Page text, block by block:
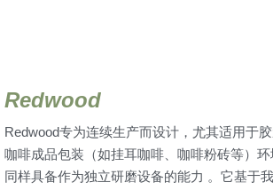
Redwood
Redwood专为连续生产而设计，尤其适用于
咖啡成品包装（如挂耳咖啡、咖啡粉砖等）
同样具备作为独立研磨设备的能力 。它基于